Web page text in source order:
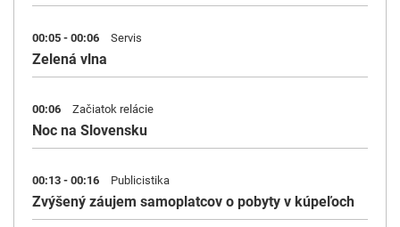
00:05 - 00:06 Servis
Zelená vlna
00:06 Začiatok relácie
Noc na Slovensku
00:13 - 00:16 Publicistika
Zvýšený záujem samoplatcov o pobyty v kúpeľoch